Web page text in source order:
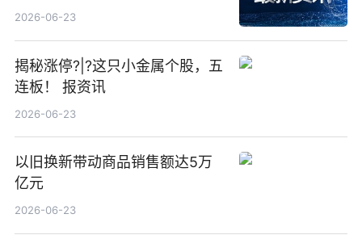
23点
2026-06-23
揭秘涨停?|?这只小金属个股，五
连板！ 报资讯
2026-06-23
以旧换新带动商品销售额达5万
亿元
2026-06-23